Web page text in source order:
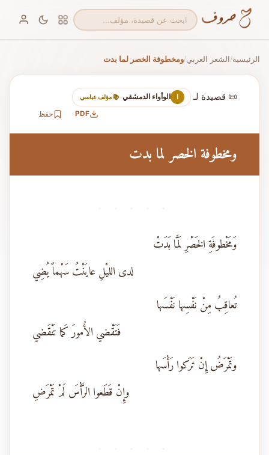
الرئيسية/الشعر العربي/ومخطوفة الخصر لما بدت
📜 قصيدة لـ ا الوأواء الدمشقي 📚 مؤلف عباسي
PDF حفظ
ومخطوفة الخصر لما بدت
· · · · ·
وَمَخْطوفَةِ الخَصْرِ لَمَّا بَدَتْ
لدى الليْلِ عايَنْتُ سَهْماً يُضِي
تُعاقِبُ مِنْ نَفْسِها نَفْسَها
فَتَقْضي الأُمورَ كَما تَنْقَضي
وتَمْرَضُ إِنْ تَرَكوا رَأْسَها
وإِنْ قَطَعوا الرَّأْسَ لَمْ تَمْرَضِ
· · · · ·